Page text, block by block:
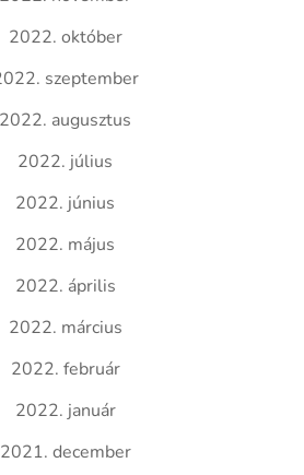
2022. október
szeptember
2022. augusztus
2022. július
2022. június
2022. május
2022. április
2022. március
2022. február
2022. január
2021. december